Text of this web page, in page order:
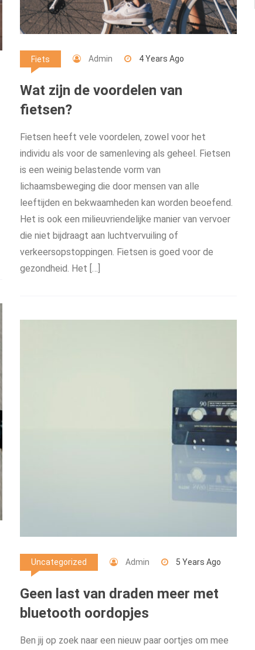
Fiets Admin 4 Years Ago
Wat zijn de voordelen van
fietsen?
Fietsen heeft vele voordelen, zowel voor het
individu als voor de samenleving als geheel. Fietsen
is een weinig belastende vorm van
lichaamsbeweging die door mensen van alle
leeftijden en bekwaamheden kan worden beoefend.
Het is ook een milieuvriendelijke manier van vervoer
die niet bijdraagt aan luchtvervuiling of
verkeersopstoppingen. Fietsen is goed voor de
gezondheid. Het […]
Uncategorized Admin 5 Years Ago
Geen last van draden meer met
bluetooth oordopjes
Ben jij op zoek naar een nieuw paar oortjes om mee